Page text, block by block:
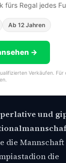
fürs Regal jedes
Ab 12 Jahren
→
Verkäufen. Für
und
die
die